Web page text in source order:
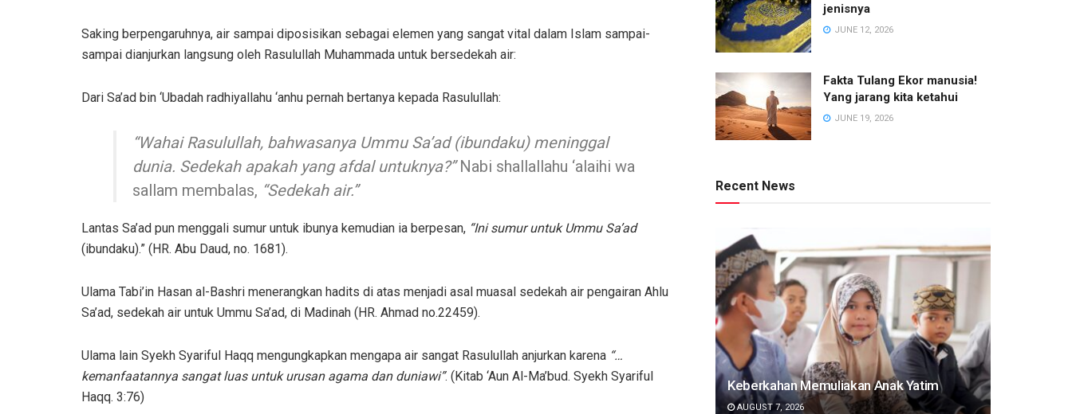
Saking berpengaruhnya, air sampai diposisikan sebagai elemen yang sangat vital dalam Islam sampai-
sampai dianjurkan langsung oleh Rasulullah Muhammada untuk bersedekah air:
Dari Sa’ad bin ‘Ubadah radhiyallahu ‘anhu pernah bertanya kepada Rasulullah:
“Wahai Rasulullah, bahwasanya Ummu Sa’ad (ibundaku) meninggal
dunia. Sedekah apakah yang afdal untuknya?”Nabi shallallahu ‘alaihi wa
sallam membalas, “Sedekah air.”
Lantas Sa’ad pun menggali sumur untuk ibunya kemudian ia berpesan, “Ini sumur untuk Ummu Sa’ad
(ibundaku).” (HR. Abu Daud, no. 1681).
Ulama Tabi’in Hasan al-Bashri menerangkan hadits di atas menjadi asal muasal sedekah air pengairan Ahlu
Sa’ad, sedekah air untuk Ummu Sa’ad, di Madinah (HR. Ahmad no.22459).
Ulama lain Syekh Syariful Haqq mengungkapkan mengapa air sangat Rasulullah anjurkan karena “…
kemanfaatannya sangat luas untuk urusan agama dan duniawi”. (Kitab ‘Aun Al-Ma’bud. Syekh Syariful
Haqq. 3:76)
jenisnya
JUNE 12, 2026
Fakta Tulang Ekor manusia!
Yang jarang kita ketahui
JUNE 19, 2026
Recent News
Keberkahan Memuliakan Anak Yatim
AUGUST 7, 2026